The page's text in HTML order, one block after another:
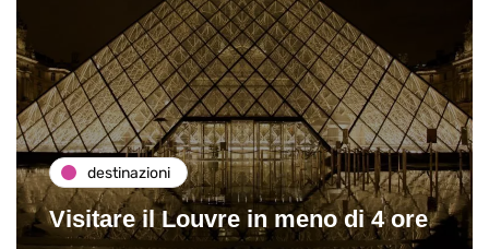
destinazioni
Visitare il Louvre in meno di 4 ore